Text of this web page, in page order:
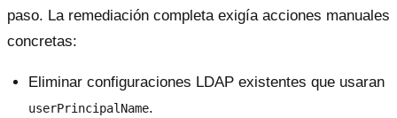
paso. La remediación completa exigía acciones manuales
concretas:
Eliminar configuraciones LDAP existentes que usaran
userPrincipalName.